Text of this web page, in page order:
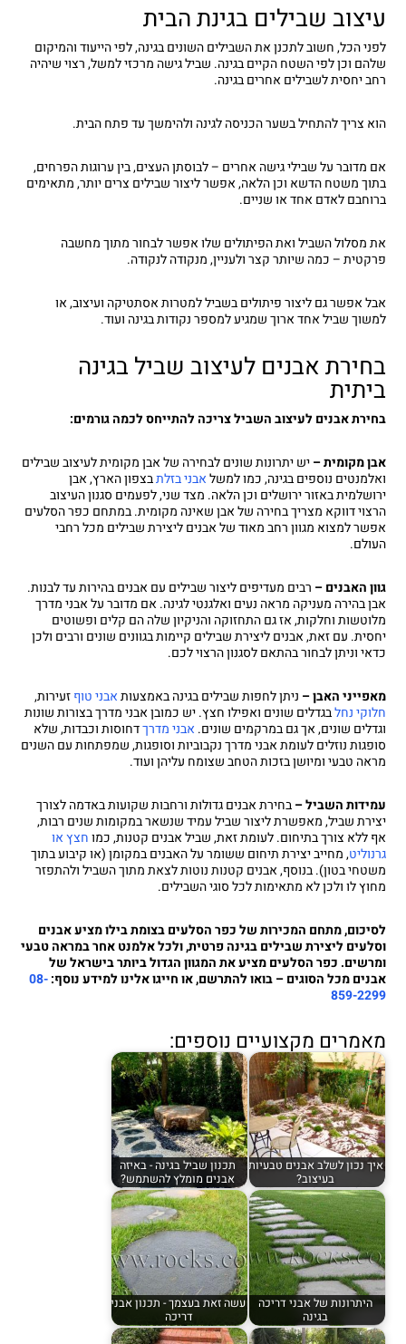
עיצוב שבילים בגינת הבית
לפני הכל, חשוב לתכנן את השבילים השונים בגינה, לפי הייעוד והמיקום
שלהם וכן לפי השטח הקיים בגינה. שביל גישה מרכזי למשל, רצוי שיהיה
רחב יחסית לשבילים אחרים בגינה.
הוא צריך להתחיל בשער הכניסה לגינה ולהימשך עד פתח הבית.
אם מדובר על שבילי גישה אחרים – לבוסתן העצים, בין ערוגות הפרחים,
בתוך משטח הדשא וכן הלאה, אפשר ליצור שבילים צרים יותר, מתאימים
ברוחבם לאדם אחד או שניים.
את מסלול השביל ואת הפיתולים שלו אפשר לבחור מתוך מחשבה
פרקטית – כמה שיותר קצר ולעניין, מנקודה לנקודה.
אבל אפשר גם ליצור פיתולים בשביל למטרות אסתטיקה ועיצוב, או
למשוך שביל אחד ארוך שמגיע למספר נקודות בגינה ועוד.
בחירת אבנים לעיצוב שביל בגינה
ביתית
בחירת אבנים לעיצוב השביל צריכה להתייחס לכמה גורמים:
אבן מקומית –יש יתרונות שונים לבחירה של אבן מקומית לעיצוב שבילים
ואלמנטים נוספים בגינה, כמו למשלאבני בזלתבצפון הארץ, אבן
ירושלמית באזור ירושלים וכן הלאה. מצד שני, לפעמים סגנון העיצוב
הרצוי דווקא מצריך בחירה של אבן שאינה מקומית. במתחם כפר הסלעים
אפשר למצוא מגוון רחב מאוד של אבנים ליצירת שבילים מכל רחבי
העולם.
גוון האבנים – רבים מעדיפים ליצור שבילים עם אבנים בהירות עד לבנות.
אבן בהירה מעניקה מראה נעים ואלגנטי לגינה. אם מדובר על אבני מדרך
מלוטשות וחלקות, אז גם התחזוקה והניקיון שלה הם קלים ופשוטים
יחסית. עם זאת, אבנים ליצירת שבילים קיימות בגוונים שונים ורבים ולכן
כדאי וניתן לבחור בהתאם לסגנון הרצוי לכם.
מאפייני האבן– ניתן לחפות שבילים בגינה באמצעותאבני טוףזעירות,
חלוקי נחלבגדלים שונים ואפילו חצץ. יש כמובן אבני מדרך בצורות שונות
וגדלים שונים, אך גם במרקמים שונים. אבני מדרךדחוסות וכבדות, שלא
סופגות נוזלים לעומת אבני מדרך נקבוביות וסופגות, שמפתחות עם השנים
מראה טבעי ומיושן בזכות הטחב שצומח עליהן ועוד.
עמידות השביל –בחירת אבנים גדולות ורחבות שקועות באדמה לצורך
יצירת שביל, מאפשרת ליצור שביל עמיד שנשאר במקומות שנים רבות,
אף ללא צורך בתיחום. לעומת זאת, שביל אבנים קטנות, כמוחצץ או
גרנוליט, מחייב יצירת תיחום ששומר על האבנים במקומן (או קיבוע בתוך
משטחי בטון). בנוסף, אבנים קטנות נוטות לצאת מתוך השביל ולהתפזר
מחוץ לו ולכן לא מתאימות לכל סוגי השבילים.
לסיכום, מתחם המכירות של כפר הסלעים בצומת בילו מציע אבנים
וסלעים ליצירת שבילים בגינה פרטית, ולכל אלמנט אחר במראה טבעי
ומרשים. כפר הסלעים מציע את המגוון הגדול ביותר בישראל של
אבנים מכל הסוגים – בואו להתרשם, או חייגו אלינו למידע נוסף:08-
859-2299‏
מאמרים מקצועיים נוספים:
איך נכון לשלב אבנים טבעיות
בעיצוב?
תכנון שביל בגינה - באיזה
אבנים מומלץ להשתמש?
היתרונות של אבני דריכה
בגינה
עשה זאת בעצמך - תכנון אבני
דריכה